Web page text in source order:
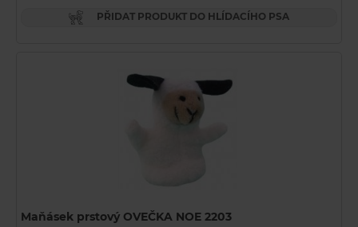
PŘIDAT PRODUKT DO HLÍDACÍHO PSA
Maňásek prstový OVEČKA NOE 2203